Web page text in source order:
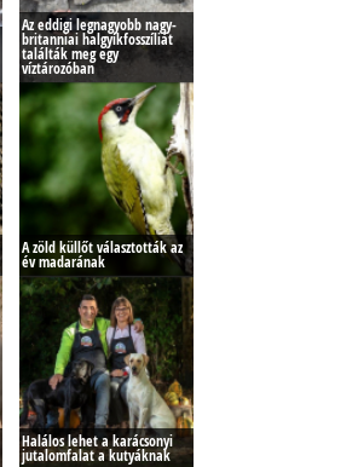
Az eddigi legnagyobb nagy-
britanniai halgyíkfosszíliát
találták meg egy
víztározóban
A zöld küllőt választották az
év madarának
Halálos lehet a karácsonyi
jutalomfalat a kutyáknak